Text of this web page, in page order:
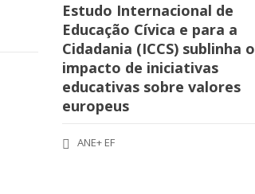
Estudo Internacional de
Educação Cívica e para a
Cidadania (ICCS) sublinha o
impacto de iniciativas
educativas sobre valores
europeus
ANE+ EF